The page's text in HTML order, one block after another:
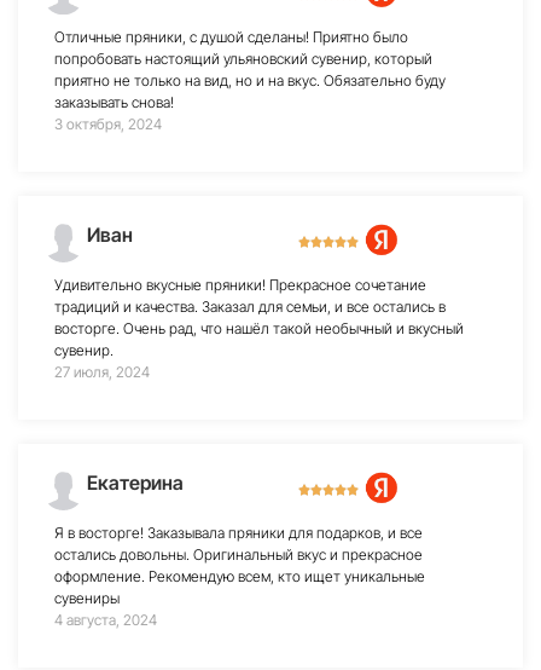
Отличные пряники, с душой сделаны! Приятно было
попробовать настоящий ульяновский сувенир, который
приятно не только на вид, но и на вкус. Обязательно буду
заказывать снова!
3 октября, 2024
Иван
Удивительно вкусные пряники! Прекрасное сочетание
традиций и качества. Заказал для семьи, и все остались в
восторге. Очень рад, что нашёл такой необычный и вкусный
сувенир.
27 июля, 2024
Екатерина
Я в восторге! Заказывала пряники для подарков, и все
остались довольны. Оригинальный вкус и прекрасное
оформление. Рекомендую всем, кто ищет уникальные
сувениры
4 августа, 2024